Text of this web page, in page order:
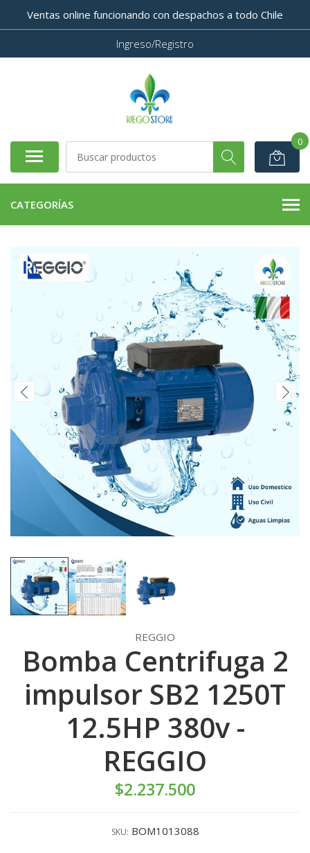
Ventas online funcionando con despachos a todo Chile
Ingreso/Registro
0
CATEGORÍAS
REGGIO
Bomba Centrifuga 2
impulsor SB2 1250T
12.5HP 380v -
REGGIO
$2.237.500
SKU: BOM1013088